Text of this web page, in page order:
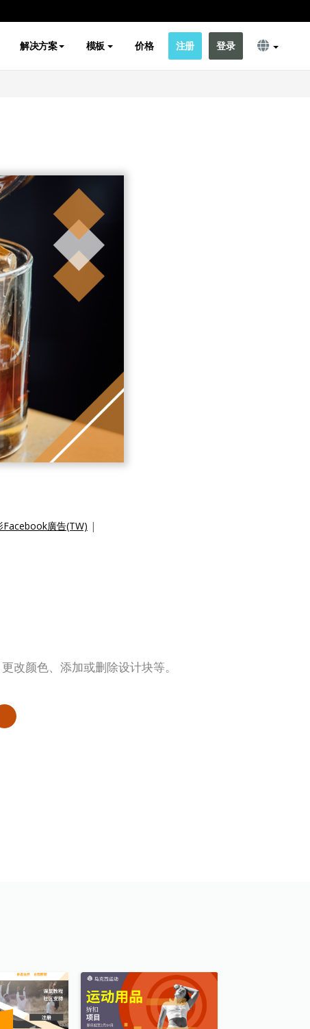
解决方案 模板 价格 注册 登录
Facebook廣告(TW) |
改颜色、添加或删除设计块等。